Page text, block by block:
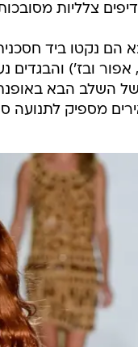
צלליות
הם נקטו ביד
אפור ובז')
של השלב הבא
מספיק לתנועה